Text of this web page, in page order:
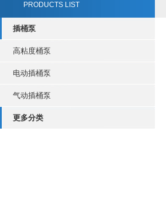
PRODUCTS LIST
插桶泵
高粘度桶泵
电动插桶泵
气动插桶泵
更多分类